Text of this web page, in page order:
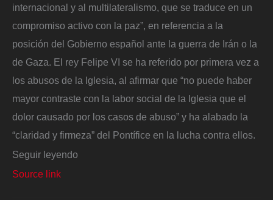
internacional y al multilateralismo, que se traduce en un
compromiso activo con la paz”, en referencia a la
posición del Gobierno español ante la guerra de Irán o la
de Gaza. El rey Felipe VI se ha referido por primera vez a
los abusos de la Iglesia, al afirmar que “no puede haber
mayor contraste con la labor social de la Iglesia que el
dolor causado por los casos de abuso” y ha alabado la
“claridad y firmeza” del Pontífice en la lucha contra ellos.
Seguir leyendo
Source link